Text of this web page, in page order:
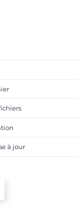
à jour